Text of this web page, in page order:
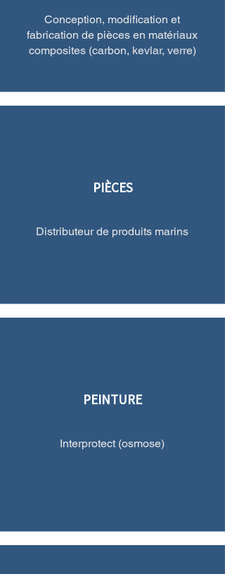
Conception, modification et
fabrication de pièces en matériaux
composites (carbon, kevlar, verre)
PIÈCES
Distributeur de produits marins
PEINTURE
Interprotect (osmose)